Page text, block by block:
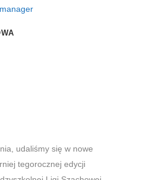
udaliśmy się w nowe
tegorocznej edycji